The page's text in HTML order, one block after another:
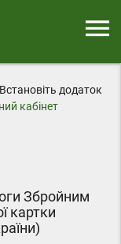
menu
додаток
кабінет
Збройним
картки